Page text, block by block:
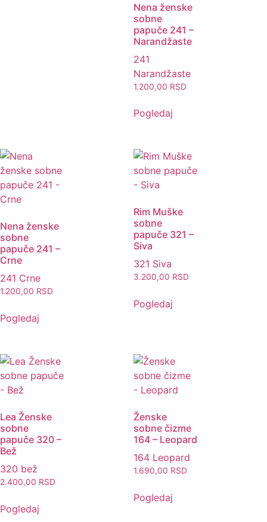
Nena ženske
sobne
papuče 241 –
Narandžaste
241
Narandžaste
1.200,00 RSD
Pogledaj
Nena ženske
sobne
papuče 241 –
Crne
241 Crne
1.200,00 RSD
Pogledaj
Rim Muške
sobne
papuče 321 –
Siva
321 Siva
3.200,00 RSD
Pogledaj
Lea Ženske
sobne
papuče 320 –
Bež
320 bež
2.400,00 RSD
Pogledaj
Ženske
sobne čizme
164 – Leopard
164 Leopard
1.690,00 RSD
Pogledaj